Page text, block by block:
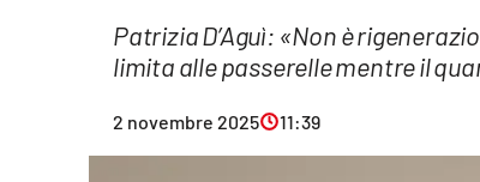
Patrizia D’Aguì: «Non è
limita alle passerelle mentre il
2 novembre 2025 11:39